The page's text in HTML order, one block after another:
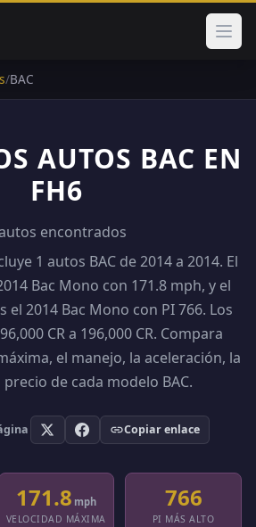
/BAC
AUTOS BAC EN
FH6
encontrados
1 autos BAC de 2014 a 2014. El
Bac Mono con 171.8 mph, y el
el 2014 Bac Mono con PI 766. Los
CR a 196,000 CR. Compara
el manejo, la aceleración, la
de cada modelo BAC.
Copiar enlace
171.8 mph
VELOCIDAD MÁXIMA
766
PI MÁS ALTO